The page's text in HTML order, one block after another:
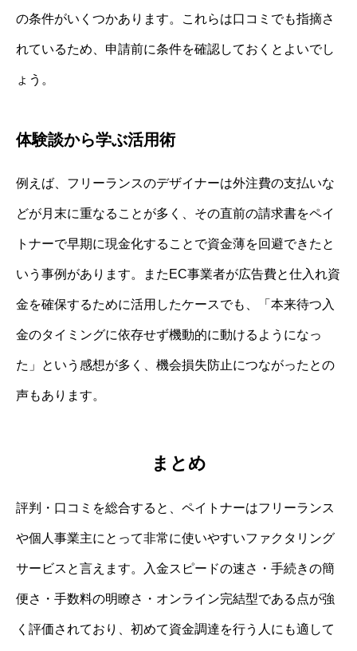
の条件がいくつかあります。これらは口コミでも指摘さ
れているため、申請前に条件を確認しておくとよいでし
ょう。
体験談から学ぶ活用術
例えば、フリーランスのデザイナーは外注費の支払いな
どが月末に重なることが多く、その直前の請求書をペイ
トナーで早期に現金化することで資金薄を回避できたと
いう事例があります。またEC事業者が広告費と仕入れ資
金を確保するために活用したケースでも、「本来待つ入
金のタイミングに依存せず機動的に動けるようになっ
た」という感想が多く、機会損失防止につながったとの
声もあります。
まとめ
評判・口コミを総合すると、ペイトナーはフリーランス
や個人事業主にとって非常に使いやすいファクタリング
サービスと言えます。入金スピードの速さ・手続きの簡
便さ・手数料の明瞭さ・オンライン完結型である点が強
く評価されており、初めて資金調達を行う人にも適して